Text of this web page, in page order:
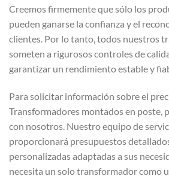
Creemos firmemente que sólo los
pueden ganarse la confianza y el
clientes. Por lo tanto, todos nuestros
someten a rigurosos controles de
garantizar un rendimiento estable y
Para solicitar información sobre el
Transformadores montados en poste,
con nosotros. Nuestro equipo de
proporcionará presupuestos
personalizadas adaptadas a sus
necesita un solo transformador como